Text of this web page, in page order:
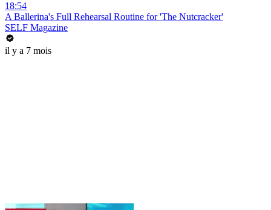
18:54
A Ballerina's Full Rehearsal Routine for 'The Nutcracker'
SELF Magazine
il y a 7 mois